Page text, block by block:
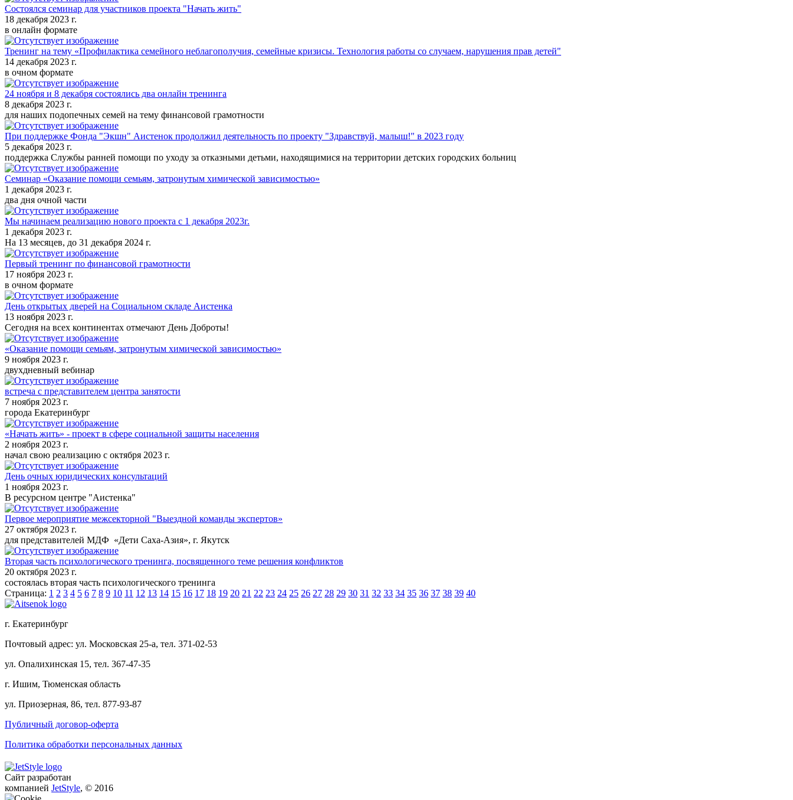
Состоялся семинар для участников проекта "Начать жить"
18 декабря 2023 г.
в онлайн формате
Тренинг на тему «Профилактика семейного неблагополучия, семейные кризисы. Технология работы со случаем, нарушения прав детей"
14 декабря 2023 г.
в очном формате
24 ноября и 8 декабря состоялись два онлайн тренинга
8 декабря 2023 г.
для наших подопечных семей на тему финансовой грамотности
При поддержке Фонда "Экшн" Аистенок продолжил деятельность по проекту "Здравствуй, малыш!" в 2023 году
5 декабря 2023 г.
поддержка Службы ранней помощи по уходу за отказными детьми, находящимися на территории детских городских больниц
Семинар «Оказание помощи семьям, затронутым химической зависимостью»
1 декабря 2023 г.
два дня очной части
Мы начинаем реализацию нового проекта с 1 декабря 2023г.
1 декабря 2023 г.
На 13 месяцев, до 31 декабря 2024 г.
Первый тренинг по финансовой грамотности
17 ноября 2023 г.
в очном формате
День открытых дверей на Социальном складе Аистенка
13 ноября 2023 г.
Сегодня на всех континентах отмечают День Доброты!
«Оказание помощи семьям, затронутым химической зависимостью»
9 ноября 2023 г.
двухдневный вебинар
встреча с представителем центра занятости
7 ноября 2023 г.
города Екатеринбург
«Начать жить» - проект в сфере социальной защиты населения
2 ноября 2023 г.
начал свою реализацию с октября 2023 г.
День очных юридических консультаций
1 ноября 2023 г.
В ресурсном центре "Аистенка"
Первое мероприятие межсекторной "Выездной команды экспертов»
27 октября 2023 г.
для представителей МДФ «Дети Саха-Азия», г. Якутск
Вторая часть психологического тренинга, посвященного теме решения конфликтов
20 октября 2023 г.
состоялась вторая часть психологического тренинга
Страница: 1 2 3 4 5 6 7 8 9 10 11 12 13 14 15 16 17 18 19 20 21 22 23 24 25 26 27 28 29 30 31 32 33 34 35 36 37 38 39 40
г. Екатеринбург
Почтовый адрес: ул. Московская 25-а, тел. 371-02-53
ул. Опалихинская 15, тел. 367-47-35
г. Ишим, Тюменская область
ул. Приозерная, 86, тел. 877-93-87
Публичный договор-оферта
Политика обработки персональных данных
Сайт разработан
компанией JetStyle, © 2016